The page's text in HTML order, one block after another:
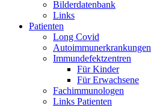
Bilderdatenbank
Links
Patienten
Long Covid
Autoimmunerkrankungen
Immundefektzentren
Für Kinder
Für Erwachsene
Fachimmunologen
Links Patienten